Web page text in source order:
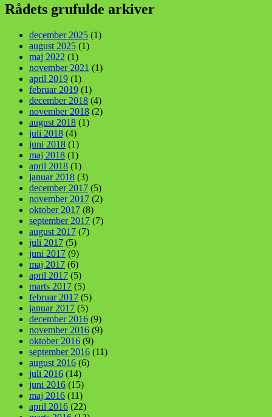
Rådets grufulde arkiver
december 2025 (1)
august 2025 (1)
maj 2022 (1)
november 2021 (1)
april 2019 (1)
februar 2019 (1)
december 2018 (4)
november 2018 (2)
august 2018 (1)
juli 2018 (4)
juni 2018 (1)
maj 2018 (1)
april 2018 (1)
januar 2018 (3)
december 2017 (5)
november 2017 (2)
oktober 2017 (8)
september 2017 (7)
august 2017 (7)
juli 2017 (5)
juni 2017 (9)
maj 2017 (6)
april 2017 (5)
marts 2017 (5)
februar 2017 (5)
januar 2017 (5)
december 2016 (9)
november 2016 (9)
oktober 2016 (9)
september 2016 (11)
august 2016 (6)
juli 2016 (14)
juni 2016 (15)
maj 2016 (11)
april 2016 (22)